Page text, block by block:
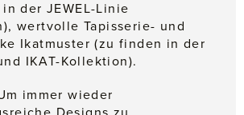
der JEWEL-Linie
wertvolle Tapisserie- und
Ikatmuster (zu finden in der
IKAT-Kollektion).